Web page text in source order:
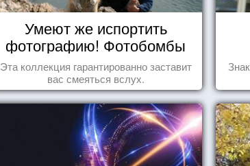
Умеют же испортить
фотографию! Фотобомбы
животных
Эта коллекция гарантированно заставит
вас смеяться вслух.